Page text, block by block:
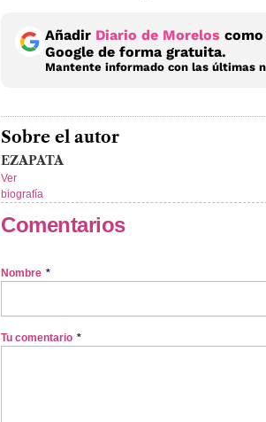
Añadir Diario de Morelos
Google de forma gratuita.
Mantente informado con las últimas
Sobre el autor
EZAPATA
Ver
biografía
Comentarios
Nombre *
Tu comentario *